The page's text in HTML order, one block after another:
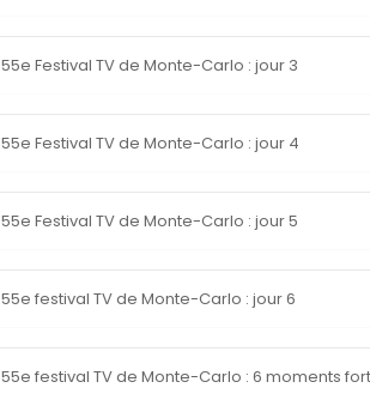
55e Festival TV de Monte-Carlo : jour 3
55e Festival TV de Monte-Carlo : jour 4
55e Festival TV de Monte-Carlo : jour 5
55e festival TV de Monte-Carlo : jour 6
55e festival TV de Monte-Carlo : 6 moments